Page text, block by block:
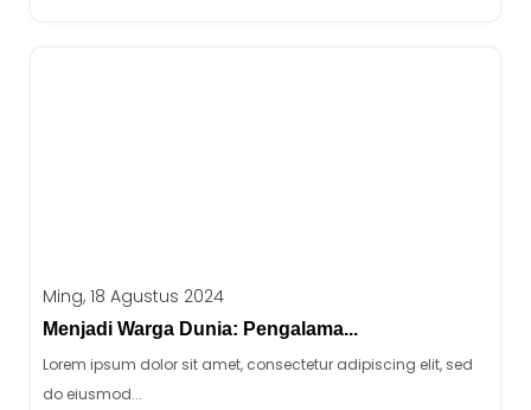
Ming, 18 Agustus 2024
Menjadi Warga Dunia: Pengalama...
Lorem ipsum dolor sit amet, consectetur adipiscing elit, sed
do eiusmod...